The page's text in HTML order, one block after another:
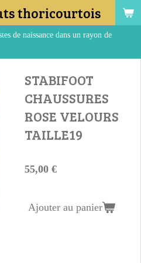
thoricourtois
de
STABIFOOT
CHAUSSURES
ROSE VELOURS
TAILLE19
55,00 €
Ajouter au panier